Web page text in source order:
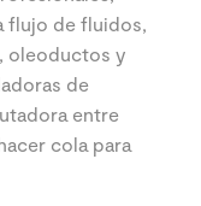
flujo de fluidos,
oleoductos y
de
entre
cola para